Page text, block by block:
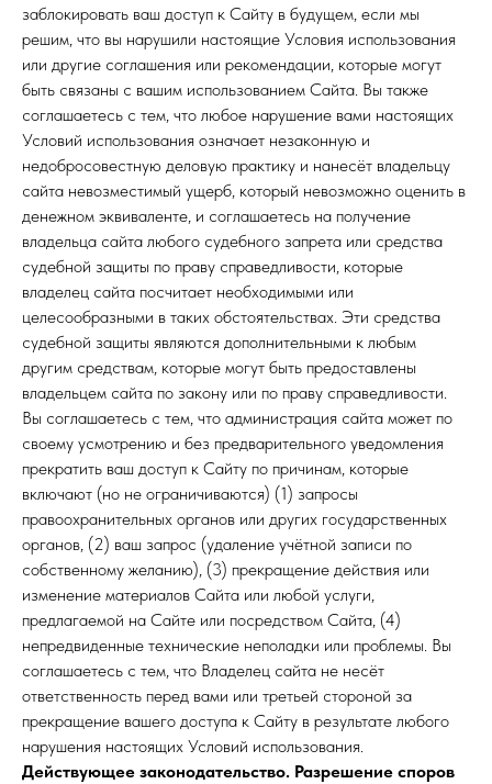
заблокировать ваш доступ к Сайту в будущем, если мы
решим, что вы нарушили настоящие Условия использования
или другие соглашения или рекомендации, которые могут
быть связаны с вашим использованием Сайта. Вы также
соглашаетесь с тем, что любое нарушение вами настоящих
Условий использования означает незаконную и
недобросовестную деловую практику и нанесёт владельцу
сайта невозместимый ущерб, который невозможно оценить в
денежном эквиваленте, и соглашаетесь на получение
владельца сайта любого судебного запрета или средства
судебной защиты по праву справедливости, которые
владелец сайта посчитает необходимыми или
целесообразными в таких обстоятельствах. Эти средства
судебной защиты являются дополнительными к любым
другим средствам, которые могут быть предоставлены
владельцем сайта по закону или по праву справедливости.
Вы соглашаетесь с тем, что администрация сайта может по
своему усмотрению и без предварительного уведомления
прекратить ваш доступ к Сайту по причинам, которые
включают (но не ограничиваются) (1) запросы
правоохранительных органов или других государственных
органов, (2) ваш запрос (удаление учётной записи по
собственному желанию), (3) прекращение действия или
изменение материалов Сайта или любой услуги,
предлагаемой на Сайте или посредством Сайта, (4)
непредвиденные технические неполадки или проблемы. Вы
соглашаетесь с тем, что Владелец сайта не несёт
ответственность перед вами или третьей стороной за
прекращение вашего доступа к Сайту в результате любого
нарушения настоящих Условий использования.
Действующее законодательство. Разрешение споров
Каталог
Партнерам
Отзывы
Контакты
Блог
+7 (495) 797-73-39
info@woodlandia.pro